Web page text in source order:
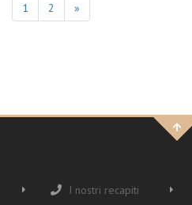
1 2 »
I nostri recapiti